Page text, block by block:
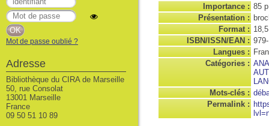
Importance : 85
Présentation :
Format :
ISBN/ISSN/EAN :
Langues :
Catégories :
Mots-clés :
Permalink :
Mot de passe oublié ?
Adresse
Bibliothèque du CIRA de Marseille
50, rue Consolat
13001 Marseille
France
09 50 51 10 89